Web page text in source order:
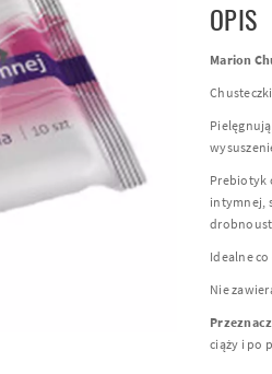
OPIS
Marion
Prebiotyk
intymnej,
Idealne
Nie
ciąży i po